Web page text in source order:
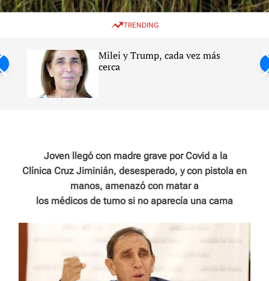
w
c
e
e
TRENDING
Milei y Trump, cada vez más
cerca
Joven llegó con madre grave por Covid a la
Clínica Cruz Jiminián, desesperado, y con pistola en
manos, amenazó con matar a
los médicos de turno si no aparecía una cama